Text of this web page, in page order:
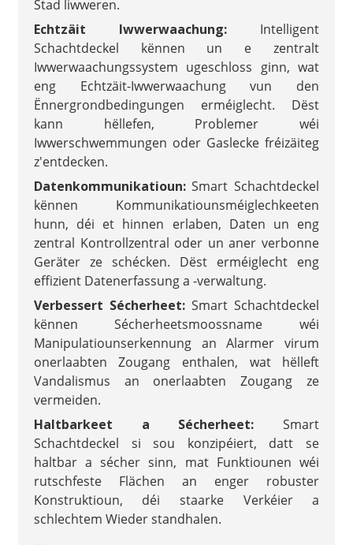
Stad liwweren.
Echtzäit Iwwerwaachung: Intelligent
Schachtdeckel kënnen un e zentralt
Iwwerwaachungssystem ugeschloss ginn, wat
eng Echtzäit-Iwwerwaachung vun den
Ënnergrondbedingungen erméiglecht. Dëst
kann hëllefen, Problemer wéi
Iwwerschwemmungen oder Gaslecke fréizäiteg
z'entdecken.
Datenkommunikatioun:Smart Schachtdeckel
kënnen Kommunikatiounsméiglechkeeten
hunn, déi et hinnen erlaben, Daten un eng
zentral Kontrollzentral oder un aner verbonne
Geräter ze schécken. Dëst erméiglecht eng
effizient Datenerfassung a -verwaltung.
Verbessert Sécherheet:Smart Schachtdeckel
kënnen Sécherheetsmoossname wéi
Manipulatiounserkennung an Alarmer virum
onerlaabten Zougang enthalen, wat hëlleft
Vandalismus an onerlaabten Zougang ze
vermeiden.
Haltbarkeet a Sécherheet: Smart
Schachtdeckel si sou konzipéiert, datt se
haltbar a sécher sinn, mat Funktiounen wéi
rutschfeste Flächen an enger robuster
Konstruktioun, déi staarke Verkéier a
schlechtem Wieder standhalen.